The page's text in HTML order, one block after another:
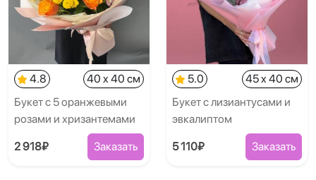
4.8
40 x 40 см
Букет с 5 оранжевыми
розами и хризантемами
2 918₽ Заказать
5.0
45 x 40 см
Букет с лизиантусами и
эвкалиптом
5 110₽ Заказать